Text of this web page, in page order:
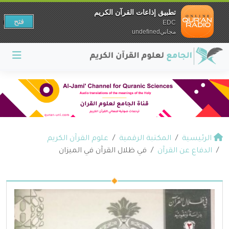
الرئيسية المكتبة الرقمية
علوم القرآن الكريم
الدفاع عن القرآن
في ظلال القرآن في الميزان
تطبيق إذاعات القرآن الكريم
EDC
مجانيundefined
فتح